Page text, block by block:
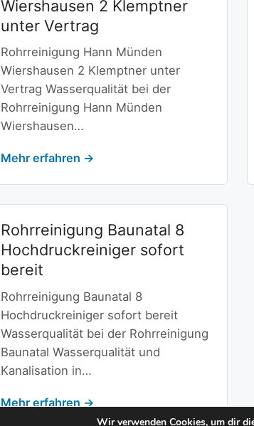
Wiershausen 2 Klemptner
unter Vertrag
Rohrreinigung Hann Münden
Wiershausen 2 Klemptner unter
Vertrag Wasserqualität bei der
Rohrreinigung Hann Münden
Wiershausen…
Mehr erfahren →
Rohrreinigung Baunatal 8
Hochdruckreiniger sofort
bereit
Rohrreinigung Baunatal 8
Hochdruckreiniger sofort bereit
Wasserqualität bei der Rohrreinigung
Baunatal Wasserqualität und
Kanalisation in…
Mehr erfahren →
Wir verwenden Cookies, um dir